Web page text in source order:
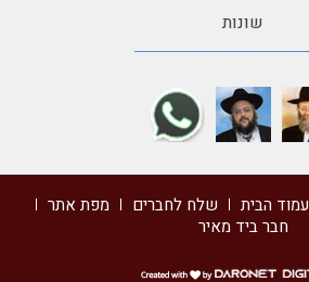
שונות
עמוד הבית שלח לחברים
מפת אתר
חבר ביד מאיר
דרונט